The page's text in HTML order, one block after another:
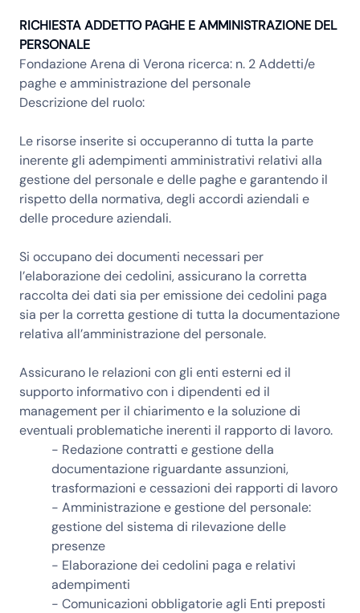
RICHIESTA ADDETTO PAGHE E AMMINISTRAZIONE DEL
PERSONALE
Fondazione Arena di Verona ricerca: n. 2 Addetti/e
paghe e amministrazione del personale
Descrizione del ruolo:
Le risorse inserite si occuperanno di tutta la parte
inerente gli adempimenti amministrativi relativi alla
gestione del personale e delle paghe e garantendo il
rispetto della normativa, degli accordi aziendali e
delle procedure aziendali.
Si occupano dei documenti necessari per
l’elaborazione dei cedolini, assicurano la corretta
raccolta dei dati sia per emissione dei cedolini paga
sia per la corretta gestione di tutta la documentazione
relativa all’amministrazione del personale.
Assicurano le relazioni con gli enti esterni ed il
supporto informativo con i dipendenti ed il
management per il chiarimento e la soluzione di
eventuali problematiche inerenti il rapporto di lavoro.
- Redazione contratti e gestione della
documentazione riguardante assunzioni,
trasformazioni e cessazioni dei rapporti di lavoro
- Amministrazione e gestione del personale:
gestione del sistema di rilevazione delle
presenze
- Elaborazione dei cedolini paga e relativi
adempimenti
- Comunicazioni obbligatorie agli Enti preposti